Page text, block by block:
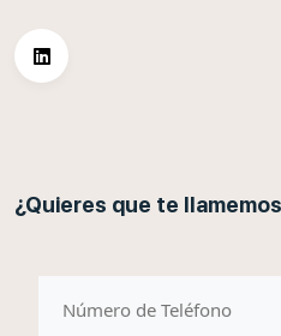
¿Quieres que te